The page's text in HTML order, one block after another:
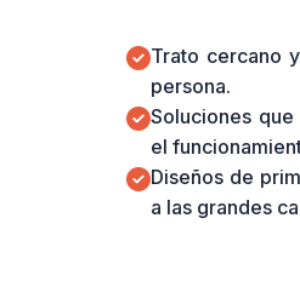
Trato cercano
persona.
Soluciones
el
Diseños de
a las grandes